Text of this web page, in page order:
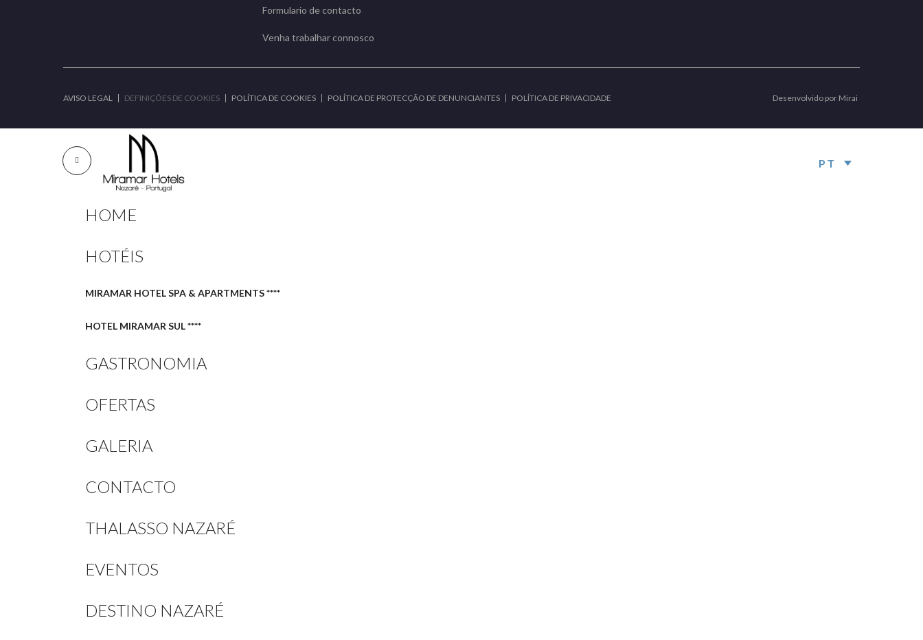
Formulario de contacto
Venha trabalhar connosco
AVISO LEGAL DEFINIÇÕES DE COOKIES POLÍTICA DE COOKIES POLÍTICA DE PROTECÇÃO DE DENUNCIANTES POLÍTICA DE PRIVACIDADE Desenvolvido por Mirai
PT
HOME
HOTÉIS
MIRAMAR HOTEL SPA & APARTMENTS ****
HOTEL MIRAMAR SUL ****
GASTRONOMIA
OFERTAS
GALERIA
CONTACTO
THALASSO NAZARÉ
EVENTOS
DESTINO NAZARÉ